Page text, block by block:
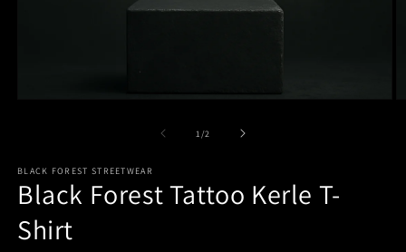
1 /von
2
BLACK FOREST STREETWEAR
Black Forest Tattoo Kerle T-
Shirt